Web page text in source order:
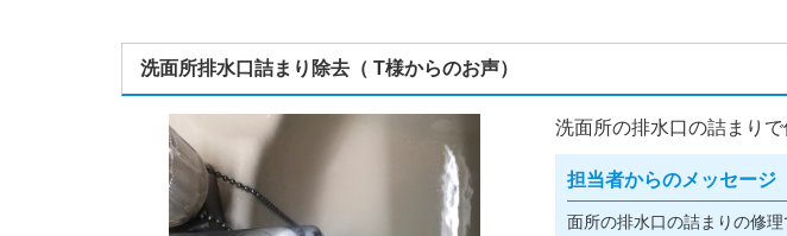
洗面所排水口詰まり除去（ T様からのお声）
洗面所の排水口の詰まり
担当者からのメッセージ
面所の排水口の詰まりの修